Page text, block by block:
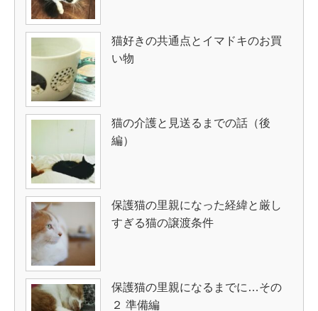
猫好きの共通点とイマドキのお買
い物
猫の介護と見送るまでの話（後
編）
保護猫の里親になった経緯と厳し
すぎる猫の譲渡条件
保護猫の里親になるまでに…その
２ 準備編